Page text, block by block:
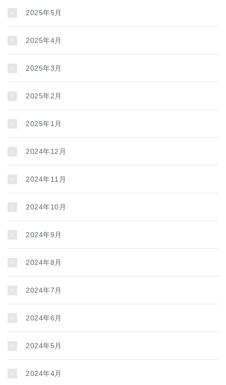
2025年5月
2025年4月
2025年3月
2025年2月
2025年1月
2024年12月
2024年11月
2024年10月
2024年9月
2024年8月
2024年7月
2024年6月
2024年5月
2024年4月